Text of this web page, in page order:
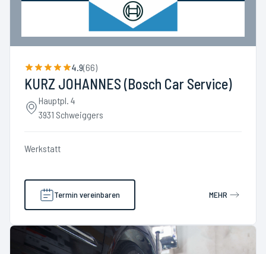
4.9(66)
KURZ JOHANNES (Bosch Car Service)
Hauptpl. 4
3931 Schweiggers
Werkstatt
Termin vereinbaren MEHR